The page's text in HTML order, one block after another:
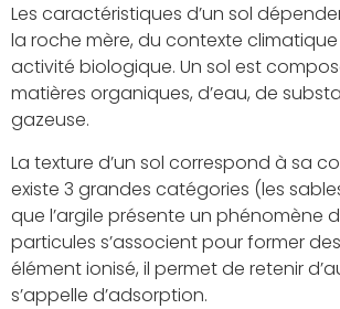
Les caractéristiques d’un sol
la roche mère, du contexte
activité biologique. Un sol est
matières organiques, d’eau, de
gazeuse.
La texture d’un sol correspond à sa
existe 3 grandes catégories (les
que l’argile présente un phénomène
particules s’associent pour former
élément ionisé, il permet de retenir
s’appelle d’adsorption.